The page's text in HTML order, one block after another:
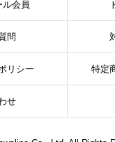
ル会員
問
リシー 特定
せ